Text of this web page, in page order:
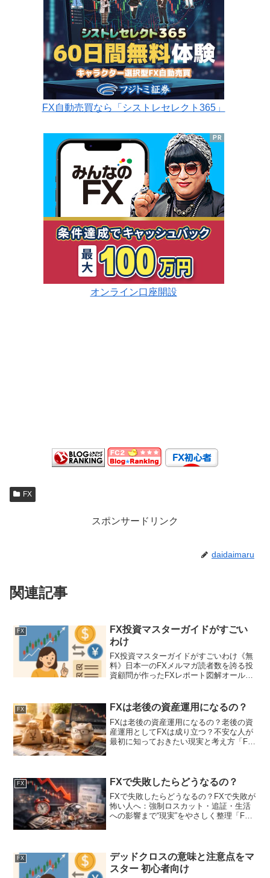
FX自動売買なら「シストレセレクト365」
オンライン口座開設
FX
スポンサードリンク
daidaimaru
関連記事
FX
FX投資マスターガイドがすごい
わけ
FX投資マスターガイドがすごいわけ《無
料》日本一のFXメルマガ読者数を誇る投
資顧問が作ったFXレポート図解オールカ
いからです現役プロトレーダーが総合監
修FX成功の...
FX FXは老後の資産運用になるの？
FXは老後の資産運用になるの？老後の資
産運用としてFXは成り立つ？不安な人が
最初に知っておきたい現実と考え方「FX
て、本当にありがと...
FX FXで失敗したらどうなるの？
FXで失敗したらどうなるの？FXで失敗が
怖い人へ：強制ロスカット・追証・生活
への影響まで“現実”をやさしく整理「FX
ます。FXはうま...
FX
デッドクロスの意味と注意点をマ
スター 初心者向け